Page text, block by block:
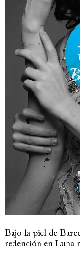
Bajo la piel de
redención en Luna